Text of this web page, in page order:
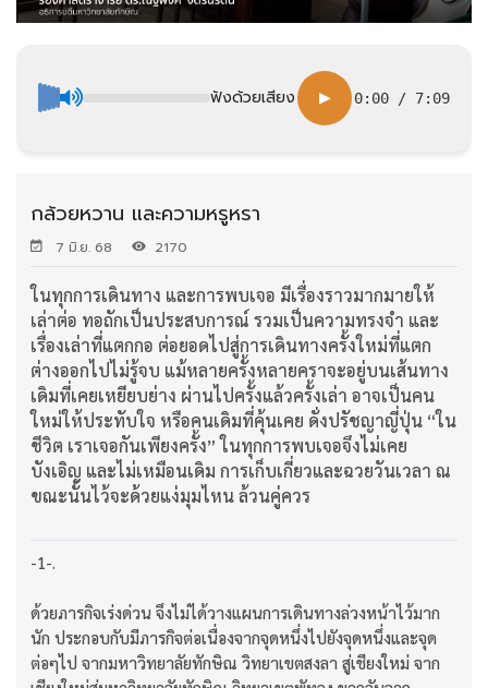
ฟังด้วยเสียง ▶ 0:00 / 7:09
กล้วยหวาน และความหรูหรา
7 มิ.ย. 68 2170
ในทุกการเดินทาง และการพบเจอ มีเรื่องราวมากมายให้
เล่าต่อ ทอถักเป็นประสบการณ์ รวมเป็นความทรงจำ และ
เรื่องเล่าที่แตกกอ ต่อยอดไปสู่การเดินทางครั้งใหม่ที่แตก
ต่างออกไปไม่รู้จบ แม้หลายครั้งหลายคราจะอยู่บนเส้นทาง
เดิมที่เคยเหยียบย่าง ผ่านไปครั้งแล้วครั้งเล่า อาจเป็นคน
ใหม่ให้ประทับใจ หรือคนเดิมที่คุ้นเคย ดั่งปรัชญาญี่ปุ่น “ใน
ชีวิต เราเจอกันเพียงครั้ง” ในทุกการพบเจอจึงไม่เคย
บังเอิญ และไม่เหมือนเดิม การเก็บเกี่ยวและฉวยวันเวลา ณ
ขณะนั้นไว้จะด้วยแง่มุมไหน ล้วนคู่ควร
-1-.
ด้วยภารกิจเร่งด่วน จึงไม่ได้วางแผนการเดินทางล่วงหน้าไว้มาก
นัก ประกอบกับมีภารกิจต่อเนื่องจากจุดหนึ่งไปยังจุดหนึ่งและจุด
ต่อๆไป จากมหาวิทยาลัยทักษิณ วิทยาเขตสงลา สู่เชียงใหม่ จาก